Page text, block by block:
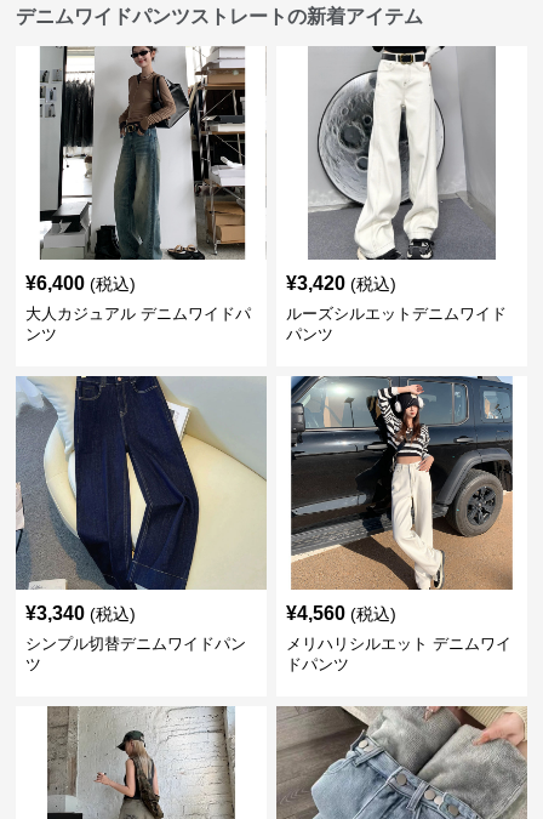
デニムワイドパンツストレートの新着アイテム
¥6,400 (税込)
大人カジュアル デニムワイドパ
ンツ
¥3,420 (税込)
ルーズシルエットデニムワイド
パンツ
¥3,340 (税込)
シンプル切替デニムワイドパン
ツ
¥4,560 (税込)
メリハリシルエット デニムワイ
ドパンツ